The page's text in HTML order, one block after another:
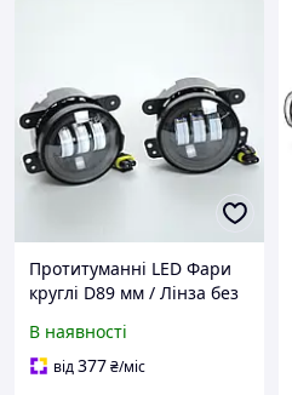
Протитуманні LED Фари
круглі D89 мм / Лінза без
регулювання / жовті / 2
шт
В наявності
від377₴/міс